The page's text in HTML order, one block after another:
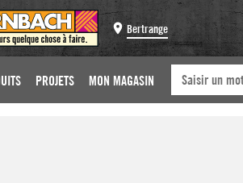
Bertrange
PROJETS MON MAGASIN